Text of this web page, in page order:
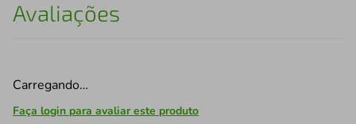
Avaliações
Carregando…
Faça login para avaliar este produto